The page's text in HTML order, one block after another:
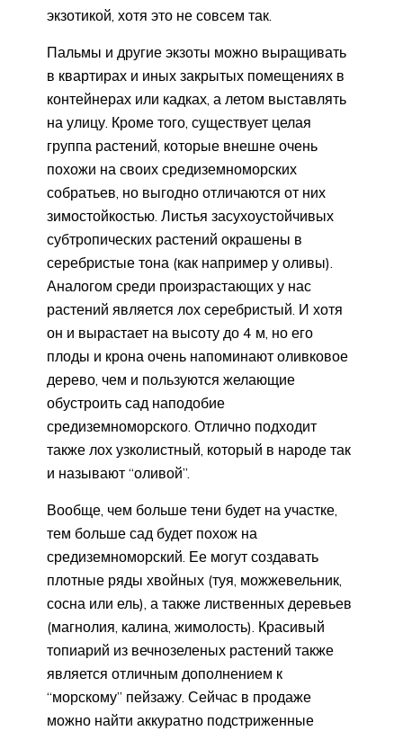
экзотикой, хотя это не совсем так.
Пальмы и другие экзоты можно выращивать
в квартирах и иных закрытых помещениях в
контейнерах или кадках, а летом выставлять
на улицу. Кроме того, существует целая
группа растений, которые внешне очень
похожи на своих средиземноморских
собратьев, но выгодно отличаются от них
зимостойкостью. Листья засухоустойчивых
субтропических растений окрашены в
серебристые тона (как например у оливы).
Аналогом среди произрастающих у нас
растений является лох серебристый. И хотя
он и вырастает на высоту до 4 м, но его
плоды и крона очень напоминают оливковое
дерево, чем и пользуются желающие
обустроить сад наподобие
средиземноморского. Отлично подходит
также лох узколистный, который в народе так
и называют “оливой”.
Вообще, чем больше тени будет на участке,
тем больше сад будет похож на
средиземноморский. Ее могут создавать
плотные ряды хвойных (туя, можжевельник,
сосна или ель), а также лиственных деревьев
(магнолия, калина, жимолость). Красивый
топиарий из вечнозеленых растений также
является отличным дополнением к
“морскому” пейзажу. Сейчас в продаже
можно найти аккуратно подстриженные